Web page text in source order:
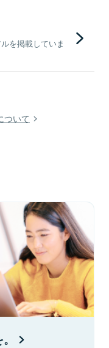
を掲載していま
ついて